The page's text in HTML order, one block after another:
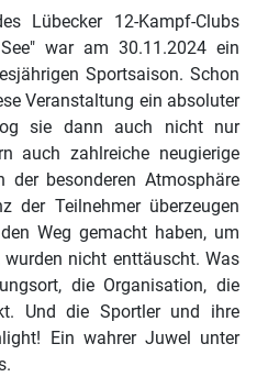
Lübecker 12-Kampf-Clubs
war am 30.11.2024 ein
Sportsaison. Schon
Veranstaltung ein absoluter
sie dann auch nicht nur
auch zahlreiche neugierige
besonderen Atmosphäre
der Teilnehmer überzeugen
Weg gemacht haben, um
nicht enttäuscht. Was
die Organisation, die
Und die Sportler und ihre
Ein wahrer Juwel unter